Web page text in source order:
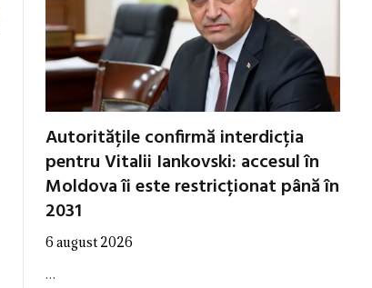
Autoritățile confirmă interdicția
pentru Vitalii Iankovski: accesul în
Moldova îi este restricționat până în
2031
6 august 2026
…